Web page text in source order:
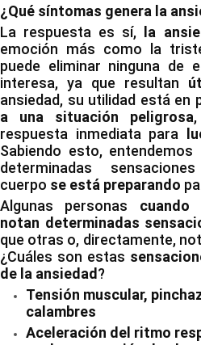
¿Qué síntomas genera la
La respuesta es sí,
la
emoción más como la
puede eliminar ninguna de
interesa, ya que resultan
ansiedad, su utilidad está en
a una situación peligrosa
respuesta inmediata para
Sabiendo esto,
determinadas
cuerpo se está preparando
Algunas personas cuando
notan determinadas
que otras o, directamente,
¿Cuáles son estas
de la ansiedad?
Tensión muscular,
calambres
Aceleración del ritmo